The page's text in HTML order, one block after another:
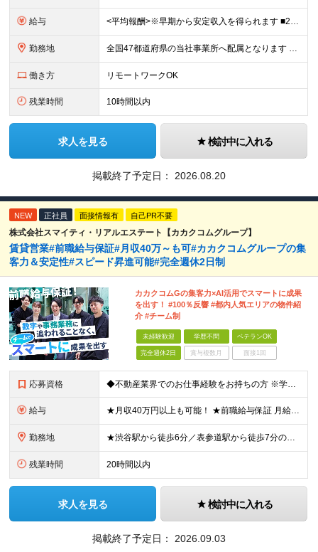
給与 <平均報酬>※早期から安定収入を得られます ■2年目～：888万円 ■3年目～：960万円 ■4年目～：1028万円 ★成果連動型報酬（営業成績に応じて支給/45時間分固定残業代含む/超過分は別途支
勤務地 全国47都道府県の当社事業所へ配属となります ※居住地や希望の勤務先を考慮します ※リモートワークOK／転勤なし ＜本社＞ 東京都台東区浅草橋1-1-8 FP浅草橋ビル (変更の範囲)上記を除く当
働き方 リモートワークOK
残業時間 10時間以内
求人を見る 検討中に入れる
掲載終了予定日： 2026.08.20
NEW 正社員 面接情報有 自己PR不要
株式会社スマイティ・リアルエステート【カカクコムグループ】
賃貸営業#前職給与保証#月収40万～も可#カカクコムグループの集
客力＆安定性#スピード昇進可能#完全週休2日制
カカクコムGの集客力×AI活用でスマートに成果
を出す！ #100％反響 #都内人気エリアの物件紹
介 #チーム制
未経験歓迎 学歴不問 ベテランOK
完全週休2日 賞与複数月 面接1回
応募資格 ◆不動産業界でのお仕事経験をお持ちの方 ※学歴不問 第二新卒の方や業界歴が長い方も大歓迎！ 組織を一から創り上げる環境で、一緒に成長していきませんか？
給与 ★月収40万円以上も可能！ ★前職給与保証 月給32.7万円～＋残業代全額＋インセンティブ＋各種手当 ※経験・スキルを考慮し決定します。 ※試用期間6ヶ月間の給与や待遇に差異はございません。 ※残
勤務地 ★渋谷駅から徒歩6分／表参道駅から徒歩7分のアクセス抜群！ ★転勤なし！ ■住所：東京都渋谷区渋谷1-7-2 VORT渋谷east2 2階 周辺にはカフェや飲食店も充実。 仕事帰りの時間も楽しめま
残業時間 20時間以内
求人を見る 検討中に入れる
掲載終了予定日： 2026.09.03